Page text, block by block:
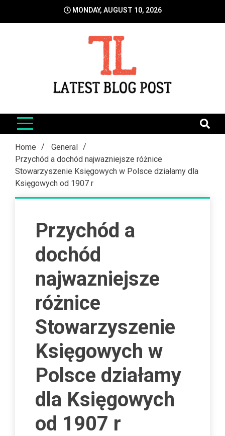
MONDAY, AUGUST 10, 2026
LatestBlogPost
Home
General
Przychód a dochód najwazniejsze różnice
Stowarzyszenie Księgowych w Polsce działamy dla
Księgowych od 1907 r
Przychód a
dochód
najwazniejsze
różnice
Stowarzyszenie
Księgowych w
Polsce działamy
dla Księgowych
od 1907 r